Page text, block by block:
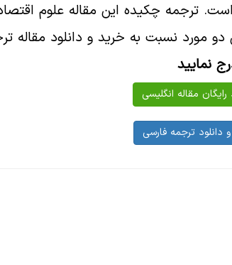
این مقاله با شناسه 2004819 رایگان است. ترجمه چکیده این
مورد نسبت به خرید و دانلود مقاله
نمایید